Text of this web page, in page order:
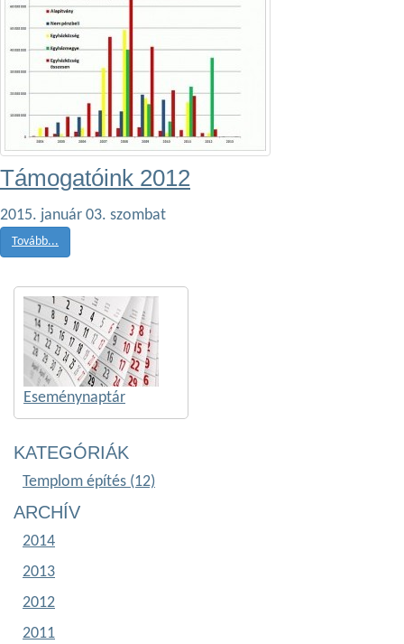
Támogatóink 2012
2015. január 03. szombat
Tovább...
Eseménynaptár
KATEGÓRIÁK
Templom építés (12)
ARCHÍV
2014
2013
2012
2011